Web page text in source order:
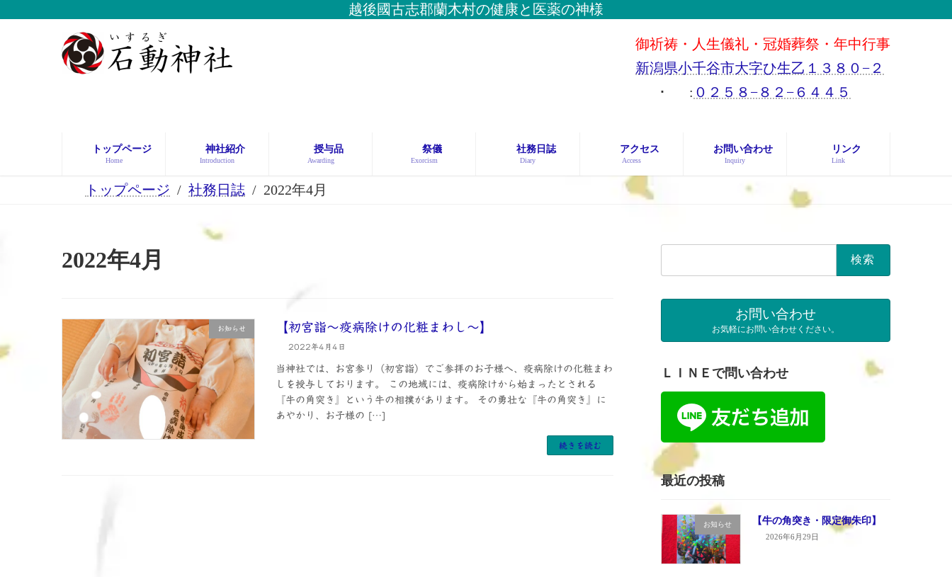
越後國古志郡蘭木村の健康と医薬の神様
御祈祷・人生儀礼・冠婚葬祭・年中行事
新潟県小千谷市大字ひ生乙１３８０−２
･
: ０２５８−８２−６４４５
トップページ
Home
神社紹介
Introduction
授与品
Awarding
祭儀
Exorcism
社務日誌
Diary
アクセス
Access
お問い合わせ
Inquiry
リンク
Link
トップページ 社務日誌 2022年4月
2022年4月
お知らせ 【初宮詣〜疫病除けの化粧まわし〜】
2022年4月4日
当神社では、お宮参り（初宮詣）でご参拝のお子様へ、疫病除けの化粧まわ
しを授与しております。 この地域には、疫病除けから始まったとされる
『牛の角突き』という牛の相撲があります。 その勇壮な『牛の角突き』に
あやかり、お子様の […]
続きを読む
索:
お問い合わせ
お気軽にお問い合わせください。
ＬＩＮＥで問い合わせ
最近の投稿
お知らせ 【牛の角突き・限定御朱印】
2026年6月29日